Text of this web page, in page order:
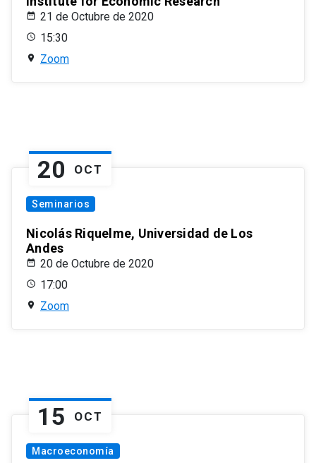
21 de Octubre de 2020
15:30
Zoom
20 OCT
Seminarios
Nicolás Riquelme, Universidad de Los
Andes
20 de Octubre de 2020
17:00
Zoom
15 OCT
Macroeconomía